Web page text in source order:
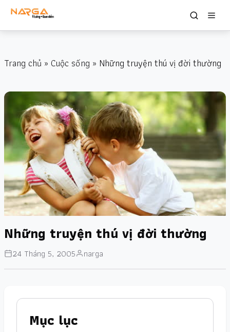
Trang chủ » Cuộc sống » Những truyện thú vị đời thường
Những truyện thú vị đời thường
24 Tháng 5, 2005 narga
Mục lục